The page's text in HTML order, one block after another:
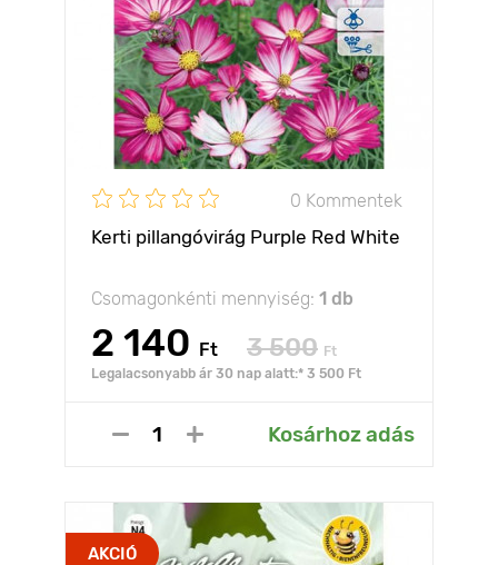
0 Kommentek
Kerti pillangóvirág Purple Red White
Csomagonkénti mennyiség: 1 db
2 140 Ft 3 500 Ft
Legalacsonyabb ár 30 nap alatt:* 3 500 Ft
Kosárhoz adás
AKCIÓ